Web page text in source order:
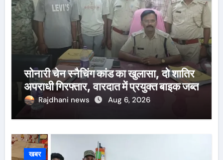
सोनारी चेन स्नैचिंग कांड का खुलासा, दो शातिर
अपराधी गिरफ्तार, वारदात में प्रयुक्त बाइक जब्त
Rajdhani news Aug 6, 2026
खबर